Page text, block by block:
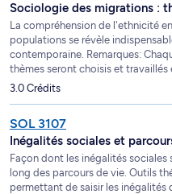
Sociologie des migrations :
La compréhension de l'ethnicité
populations se révèle
contemporaine. Remarques:
thèmes seront choisis et travaillés
3.0 Crédits
SOL 3107
Inégalités sociales et
Façon dont les inégalités
long des parcours de vie. Outils
permettant de saisir les inégalités